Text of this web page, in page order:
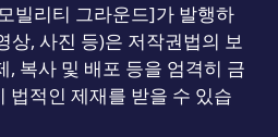
리티 그라운드]가 발행하
상, 사진 등)은 저작권법의 보
, 복사 및 배포 등을 엄격히 금
법적인 제재를 받을 수 있습